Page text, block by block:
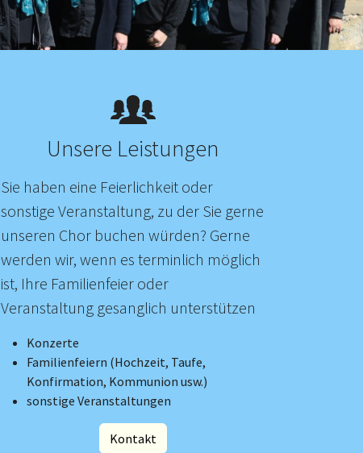
Unsere Leistungen
Sie haben eine Feierlichkeit oder
sonstige Veranstaltung, zu der Sie gerne
unseren Chor buchen würden? Gerne
werden wir, wenn es terminlich möglich
ist, Ihre Familienfeier oder
Veranstaltung gesanglich unterstützen
Konzerte
Familienfeiern (Hochzeit, Taufe,
Konfirmation, Kommunion usw.)
sonstige Veranstaltungen
Kontakt